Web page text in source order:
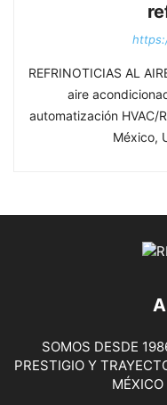
REFRINOTICIAS AL
aire
automatización HVAC/
México,
SOMOS DESDE
PRESTIGIO Y